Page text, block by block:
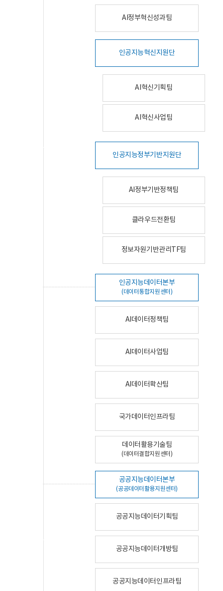
AI정부혁신성과팀
인공지능혁신지원단
AI혁신기획팀
AI혁신사업팀
인공지능정부기반지원단
AI정부기반정책팀
클라우드전환팀
정보자원기반관리TF팀
인공지능데이터본부
(데이터통합지원센터)
AI데이터정책팀
AI데이터사업팀
AI데이터확산팀
국가데이터인프라팀
데이터활용기술팀
(데이터결합지원센터)
공공지능데이터본부
(공공데이터활용지원센터)
공공지능데이터기획팀
공공지능데이터개방팀
공공지능데이터인프라팀